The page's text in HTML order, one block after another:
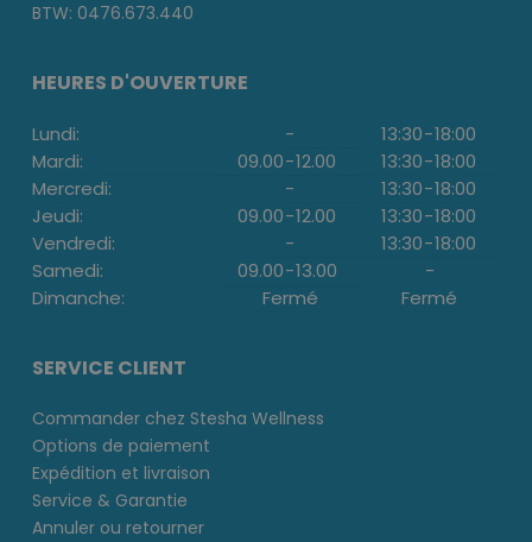
BTW: 0476.673.440
HEURES D'OUVERTURE
Lundi: - 13:30-18:00
Mardi:
09.00-12.00 13:30-18:00
Mercredi:
- 13:30-18:00
Jeudi:
09.00-12.00 13:30-18:00
Vendredi:
- 13:30-18:00
Samedi:
09.00-13.00
-
Dimanche:
Fermé Fermé
SERVICE CLIENT
Commander chez Stesha Wellness
Options de paiement
Expédition et livraison
Service & Garantie
Annuler ou retourner